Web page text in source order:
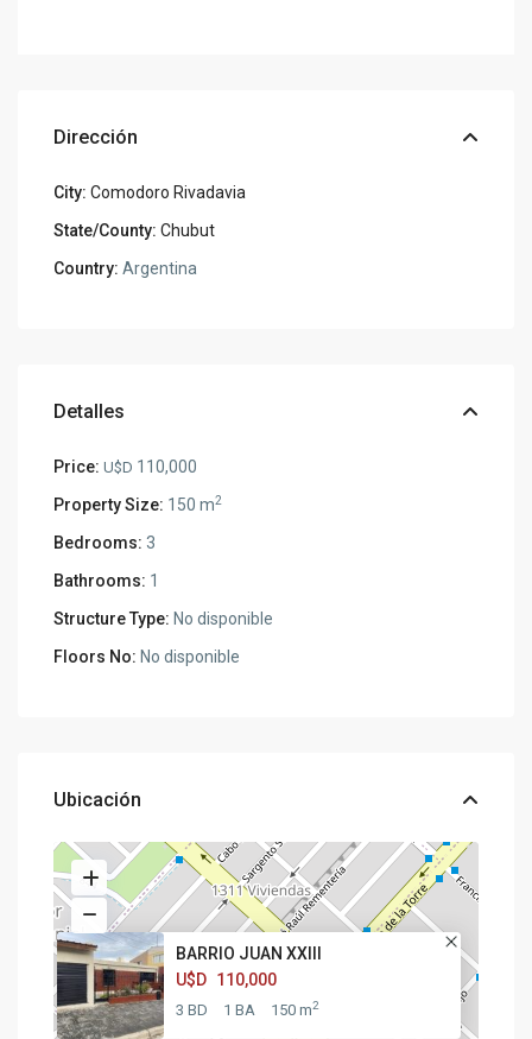
Dirección
City: Comodoro Rivadavia
State/County: Chubut
Country: Argentina
Detalles
Price: U$D 110,000
Property Size: 150 m2
Bedrooms: 3
Bathrooms: 1
Structure Type: No disponible
Floors No: No disponible
Ubicación
BARRIO JUAN XXIII
U$D 110,000
3 BD 1 BA 150 m2